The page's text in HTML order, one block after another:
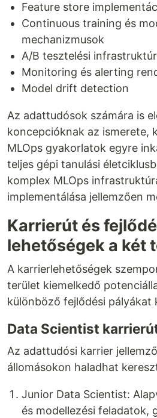
Feature store
Continuous training és
mechanizmusok
A/B tesztelési
Monitoring és alerting
Model drift detection
Az adattudósok számára is
koncepcióknak az ismerete,
MLOps gyakorlatok egyre
teljes gépi tanulási
komplex MLOps
implementálása jellemzően
Karrierút és
lehetőségek a két
A karrierlehetőségek
terület kiemelkedő
különböző fejlődési pályákat
Data Scientist
Az adattudósi karrier
állomásokon haladhat
Junior Data Scientist:
és modellezési feladatok,